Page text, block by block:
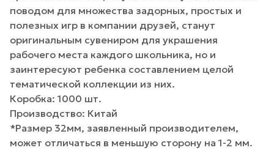
поводом для множества задорных, простых и
полезных игр в компании друзей, станут
оригинальным сувениром для украшения
рабочего места каждого школьника, но и
заинтересуют ребенка составлением целой
тематической коллекции из них.
Коробка: 1000 шт.
Производство: Китай
*Размер 32мм, заявленный производителем,
может отличаться в меньшую сторону на 1-2 мм.